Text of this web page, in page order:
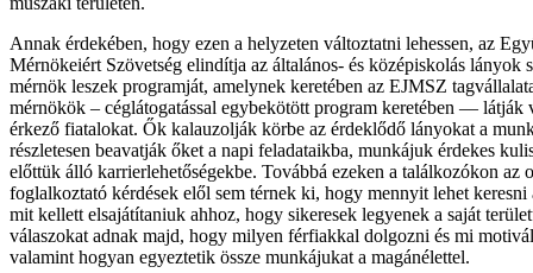
Annak érdekében, hogy ezen a helyzeten változtatni lehessen, az
Mérnökeiért Szövetség elindítja az általános- és középiskolás lányok
mérnök leszek programját, amelynek keretében az EJMSZ
mérnökök – céglátogatással egybekötött program keretében — látják
érkező fiatalokat. Ők kalauzolják körbe az érdeklődő lányokat a
részletesen beavatják őket a napi feladataikba, munkájuk érdekes
előttük álló karrierlehetőségekbe. Továbbá ezeken a találkozókon az
foglalkoztató kérdések elől sem térnek ki, hogy mennyit lehet
mit kellett elsajátítaniuk ahhoz, hogy sikeresek legyenek a saját
válaszokat adnak majd, hogy milyen férfiakkal dolgozni és mi
valamint hogyan egyeztetik össze munkájukat a magánélettel.